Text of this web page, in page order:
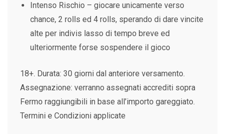
Intenso Rischio – giocare unicamente verso
chance, 2 rolls ed 4 rolls, sperando di dare vincite
alte per indivis lasso di tempo breve ed
ulteriormente forse sospendere il gioco
18+. Durata: 30 giorni dal anteriore versamento.
Assegnazione: verranno assegnati accrediti sopra
Fermo raggiungibili in base all’importo gareggiato.
Termini e Condizioni applicate